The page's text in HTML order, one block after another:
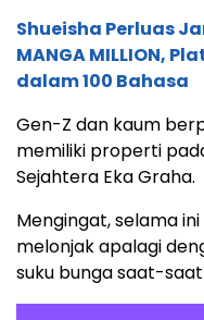
Shueisha Perluas
MANGA MILLION,
dalam 100 Bahasa
Gen-Z dan kaum
memiliki properti
Sejahtera Eka Graha.
Mengingat, selama
melonjak apalagi
suku bunga saat-saat